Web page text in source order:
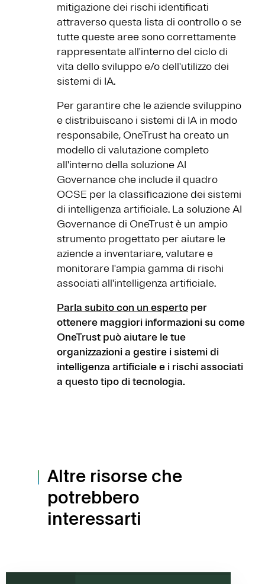
mitigazione dei rischi identificati
attraverso questa lista di controllo o se
tutte queste aree sono correttamente
rappresentate all'interno del ciclo di
vita dello sviluppo e/o dell'utilizzo dei
sistemi di IA.
Per garantire che le aziende sviluppino
e distribuiscano i sistemi di IA in modo
responsabile, OneTrust ha creato un
modello di valutazione completo
all'interno della soluzione AI
Governance che include il quadro
OCSE per la classificazione dei sistemi
di intelligenza artificiale. La soluzione AI
Governance di OneTrust è un ampio
strumento progettato per aiutare le
aziende a inventariare, valutare e
monitorare l'ampia gamma di rischi
associati all'intelligenza artificiale.
Parla subito con un esperto per
ottenere maggiori informazioni su come
OneTrust può aiutare le tue
organizzazioni a gestire i sistemi di
intelligenza artificiale e i rischi associati
a questo tipo di tecnologia.
Altre risorse che
potrebbero
interessarti